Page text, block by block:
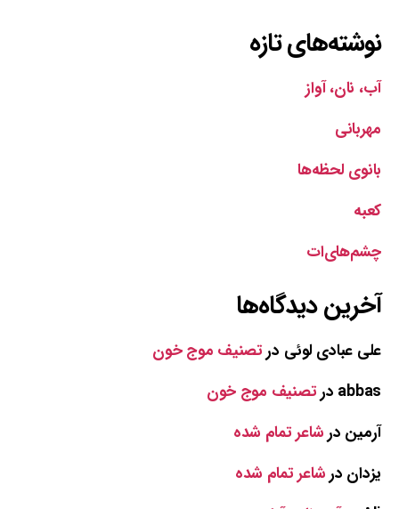
نوشته‌های تازه
آب، نان، آواز
مهربانی
بانوی لحظه‌ها
کعبه
چشم‌های‌ات
آخرین دیدگاه‌ها
علی عبادی لوئی درتصنیف موج خون
abbas درتصنیف موج خون
آرمین درشاعر تمام شده
یزدان درشاعر تمام شده